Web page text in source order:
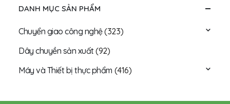
DANH MỤC SẢN PHẨM
Chuyển giao công nghệ(323)
Dây chuyền sản xuất(92)
Máy và Thiết bị thực phẩm (416)